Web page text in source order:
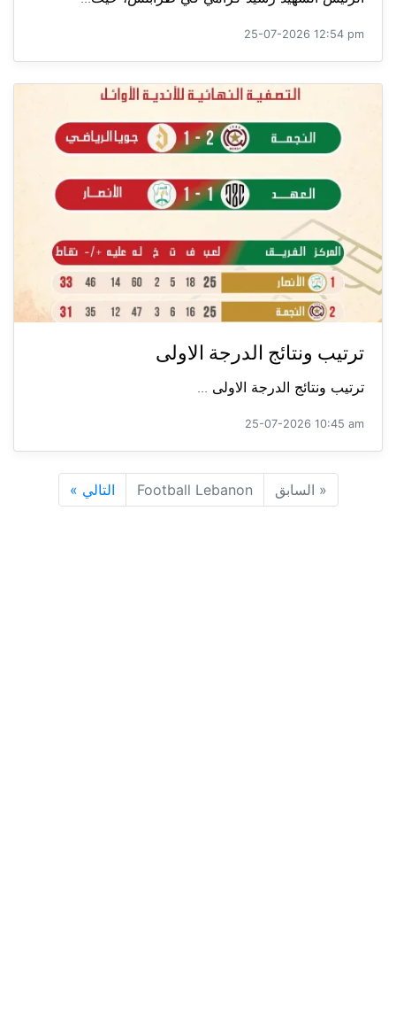
25-07-2026 12:54 pm
ترتيب ونتائج الدرجة الاولى
ترتيب ونتائج الدرجة الاولى ...
25-07-2026 10:45 am
« السابق Football Lebanon التالي »